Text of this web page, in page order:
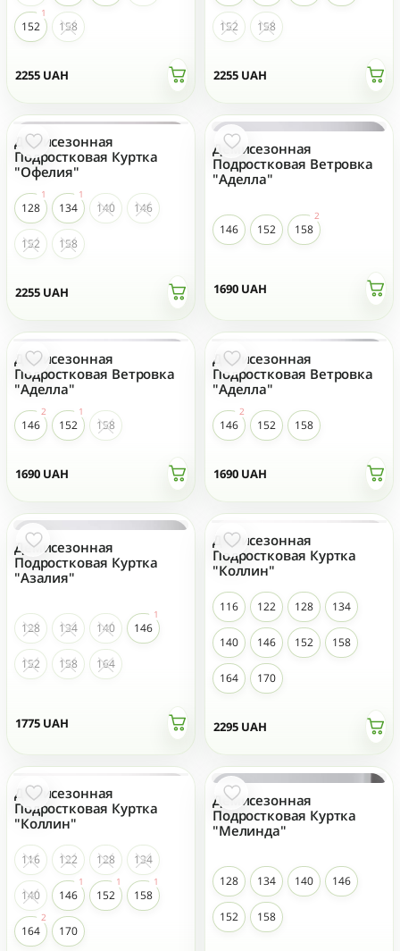
2255 UAH
152 158
2255 UAH
152 158
2255 UAH
Демисезонная
Подростковая Куртка
"Офелия"
128 134 140 146
152 158
1690 UAH
Демисезонная
Подростковая Ветровка
"Аделла"
146 152 158
1690 UAH
Демисезонная
Подростковая Ветровка
"Аделла"
146 152 158
1690 UAH
Демисезонная
Подростковая Ветровка
"Аделла"
146 152 158
1775 UAH
Демисезонная
Подростковая Куртка
"Азалия"
128 134 140 146
152 158 164
2295 UAH
Демисезонная
Подростковая Куртка
"Коллин"
116 122 128 134
140 146 152 158
164 170
Демисезонная
Подростковая Куртка
"Коллин"
116 122 128 134
140 146 152 158
164 170
Демисезонная
Подростковая Куртка
"Мелинда"
128 134 140 146
152 158